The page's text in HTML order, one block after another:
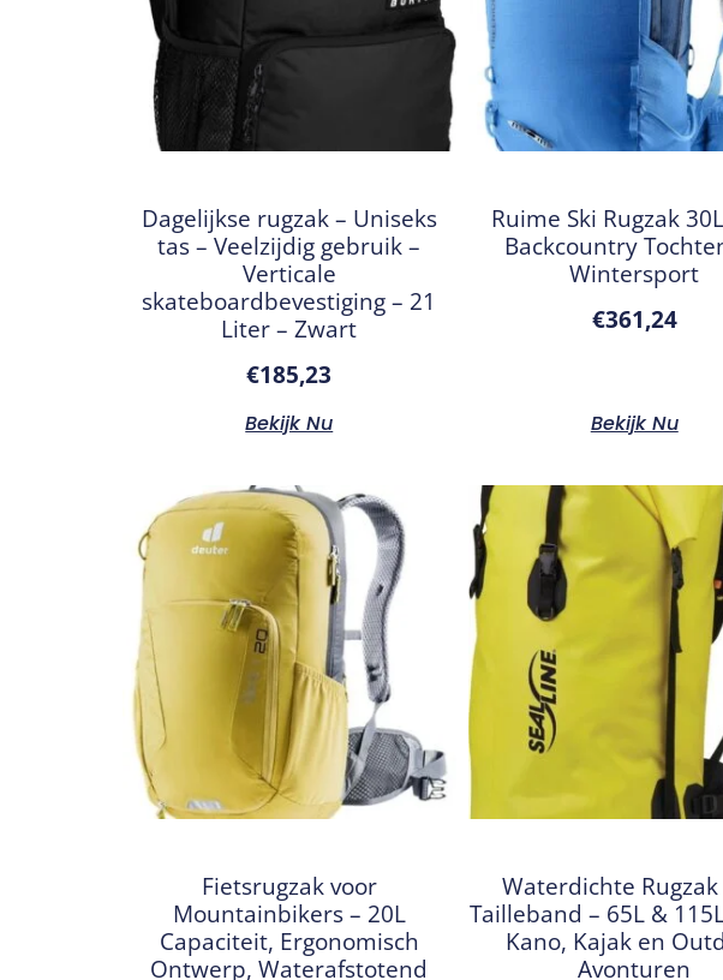
Dagelijkse rugzak – Uniseks
tas – Veelzijdig gebruik –
Verticale
skateboardbevestiging – 21
Liter – Zwart
€185,23
Bekijk Nu
Ruime Ski Rugzak
Backcountry
Wintersport
€361,24
Bekijk Nu
Fietsrugzak voor
Mountainbikers – 20L
Capaciteit, Ergonomisch
Ontwerp, Waterafstotend
Waterdichte
Tailleband – 65L &
Kano, Kajak en
Avonturen